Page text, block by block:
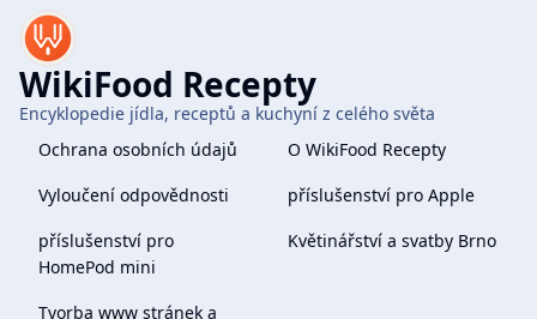
WikiFood Recepty
Encyklopedie jídla, receptů a kuchyní z celého světa
Ochrana osobních údajů
O WikiFood Recepty
Vyloučení odpovědnosti
příslušenství pro Apple
příslušenství pro
HomePod mini
Květinářství a svatby Brno
Tvorba www stránek a